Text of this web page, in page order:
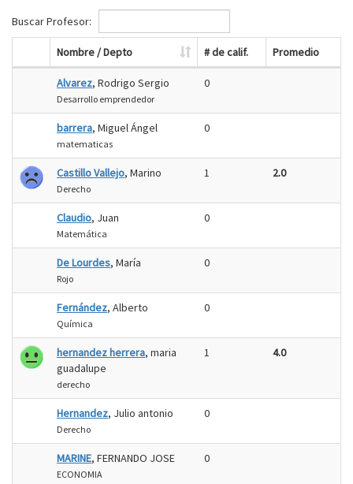
Buscar Profesor:
Nombre / Depto # de calif. Promedio
Alvarez, Rodrigo Sergio
Desarrollo emprendedor
0
barrera, Miguel Ángel
matematicas
0
Castillo Vallejo, Marino
Derecho
1 2.0
Claudio, Juan
Matemática
0
De Lourdes, María
Rojo
0
Fernández, Alberto
Química
0
hernandez herrera, maria
guadalupe
derecho
1 4.0
Hernandez, Julio antonio
Derecho
0
MARINE, FERNANDO JOSE
ECONOMIA
0